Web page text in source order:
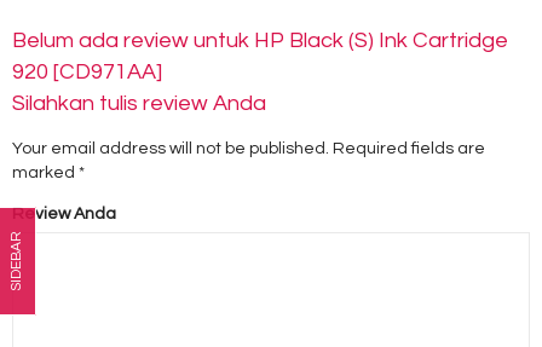
Belum ada review untuk HP Black (S) Ink Cartridge
920 [CD971AA]
Silahkan tulis review Anda
Your email address will not be published. Required fields are
marked *
Review Anda
SIDEBAR